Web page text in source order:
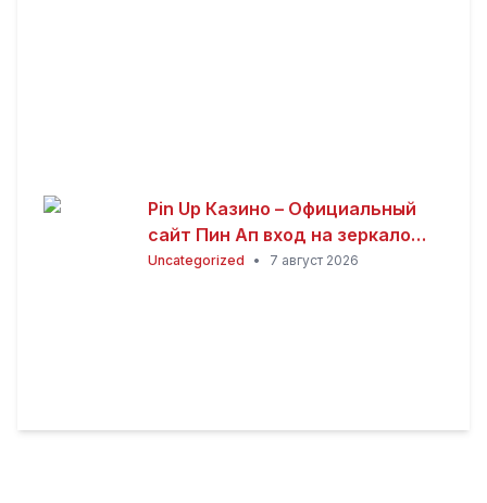
Pin Up Казино – Официальный
сайт Пин Ап вход на зеркало
(2026)
Uncategorized • 7 август 2026